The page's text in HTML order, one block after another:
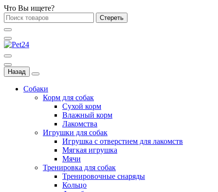
Что Вы ищете?
Стереть
Назад
Собаки
Корм для собак
Сухой корм
Влажный корм
Лакомства
Игрушки для собак
Игрушка с отверстием для лакомств
Мягкая игрушка
Мячи
Тренировка для собак
Тренировочные снаряды
Кольцо